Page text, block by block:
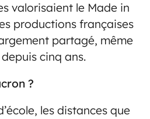
valorisaient le Made in
productions françaises
partagé, même
cinq ans.
?
les distances que